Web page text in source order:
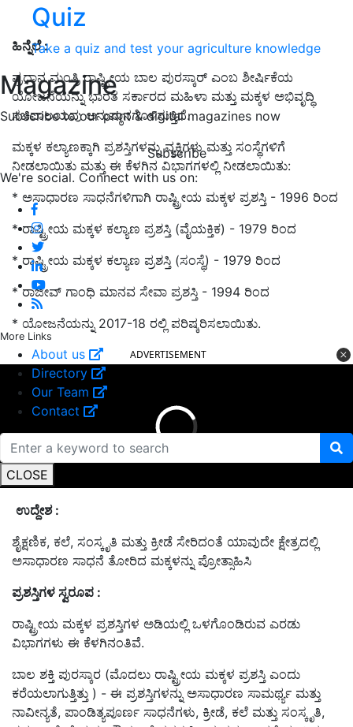
Quiz
Take a quiz and test your agriculture knowledge
Magazine
Subscribe to our print & digital magazines now
Subscribe
We're social. Connect with us on:
More Links
About us
Directory
Our Team
Contact
CLOSE
ಹಿನ್ನೆಲೆ:
ಪ್ರಧಾನ ಮಂತ್ರಿ ರಾಷ್ಟ್ರೀಯ ಬಾಲ ಪುರಸ್ಕಾರ್ ಎಂಬ ಶೀರ್ಷಿಕೆಯ
ಯೋಜನೆಯನ್ನು ಭಾರತ ಸರ್ಕಾರದ ಮಹಿಳಾ ಮತ್ತು ಮಕ್ಕಳ ಅಭಿವೃದ್ಧಿ
ಸಚಿವಾಲಯವು ಅನುಷ್ಠಾನಗೊಳಿಸುತ್ತಿದೆ.
ಮಕ್ಕಳ ಕಲ್ಯಾಣಕ್ಕಾಗಿ ಪ್ರಶಸ್ತಿಗಳನ್ನು ವ್ಯಕ್ತಿಗಳು ಮತ್ತು ಸಂಸ್ಥೆಗಳಿಗೆ
ನೀಡಲಾಯಿತು ಮತ್ತು ಈ ಕೆಳಗಿನ ವಿಭಾಗಗಳಲ್ಲಿ ನೀಡಲಾಯಿತು:
* ಅಸಾಧಾರಣ ಸಾಧನೆಗಳಿಗಾಗಿ ರಾಷ್ಟ್ರೀಯ ಮಕ್ಕಳ ಪ್ರಶಸ್ತಿ - 1996 ರಿಂದ
* ರಾಷ್ಟ್ರೀಯ ಮಕ್ಕಳ ಕಲ್ಯಾಣ ಪ್ರಶಸ್ತಿ (ವೈಯಕ್ತಿಕ) - 1979 ರಿಂದ
* ರಾಷ್ಟ್ರೀಯ ಮಕ್ಕಳ ಕಲ್ಯಾಣ ಪ್ರಶಸ್ತಿ (ಸಂಸ್ಥೆ) - 1979 ರಿಂದ
* ರಾಜೀವ್ ಗಾಂಧಿ ಮಾನವ ಸೇವಾ ಪ್ರಶಸ್ತಿ - 1994 ರಿಂದ
* ಯೋಜನೆಯನ್ನು 2017-18 ರಲ್ಲಿ ಪರಿಷ್ಕರಿಸಲಾಯಿತು.
ADVERTISEMENT
ಉದ್ದೇಶ:
ಶೈಕ್ಷಣಿಕ, ಕಲೆ, ಸಂಸ್ಕೃತಿ ಮತ್ತು ಕ್ರೀಡೆ ಸೇರಿದಂತೆ ಯಾವುದೇ ಕ್ಷೇತ್ರದಲ್ಲಿ
ಅಸಾಧಾರಣ ಸಾಧನೆ ತೋರಿದ ಮಕ್ಕಳನ್ನು ಪ್ರೋತ್ಸಾಹಿಸಿ
ಪ್ರಶಸ್ತಿಗಳ ಸ್ವರೂಪ :
ರಾಷ್ಟ್ರೀಯ ಮಕ್ಕಳ ಪ್ರಶಸ್ತಿಗಳ ಅಡಿಯಲ್ಲಿ ಒಳಗೊಂಡಿರುವ ಎರಡು
ವಿಭಾಗಗಳು ಈ ಕೆಳಗಿನಂತಿವೆ.
ಬಾಲ ಶಕ್ತಿ ಪುರಸ್ಕಾರ (ಮೊದಲು ರಾಷ್ಟ್ರೀಯ ಮಕ್ಕಳ ಪ್ರಶಸ್ತಿ ಎಂದು
ಕರೆಯಲಾಗುತ್ತಿತ್ತು ) - ಈ ಪ್ರಶಸ್ತಿಗಳನ್ನು ಅಸಾಧಾರಣ ಸಾಮರ್ಥ್ಯ ಮತ್ತು
ನಾವೀನ್ಯತೆ, ಪಾಂಡಿತ್ಯಪೂರ್ಣ ಸಾಧನೆಗಳು, ಕ್ರೀಡೆ, ಕಲೆ ಮತ್ತು ಸಂಸ್ಕೃತಿ,